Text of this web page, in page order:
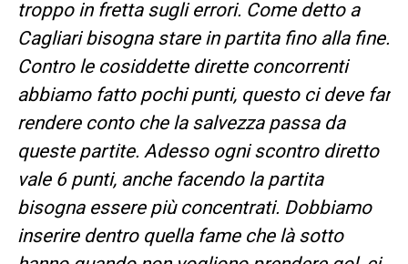
troppo in fretta sugli errori. Come detto a
Cagliari bisogna stare in partita fino alla fine.
Contro le cosiddette dirette concorrenti
abbiamo fatto pochi punti, questo ci deve far
rendere conto che la salvezza passa da
queste partite. Adesso ogni scontro diretto
vale 6 punti, anche facendo la partita
bisogna essere più concentrati. Dobbiamo
inserire dentro quella fame che là sotto